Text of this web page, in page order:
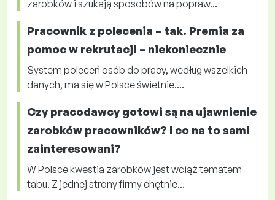
zarobków i szukają sposobów na popraw...
Pracownik z polecenia – tak. Premia za
pomoc w rekrutacji – niekoniecznie
System poleceń osób do pracy, według wszelkich
danych, ma się w Polsce świetnie....
Czy pracodawcy gotowi są na ujawnienie
zarobków pracowników? I co na to sami
zainteresowani?
W Polsce kwestia zarobków jest wciąż tematem
tabu. Z jednej strony firmy chętnie...